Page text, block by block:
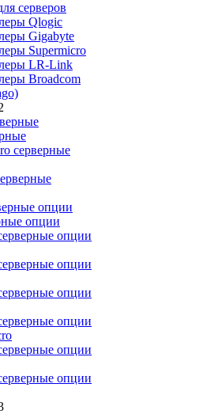
серверов
Qlogic
Gigabyte
Supermicro
LR-Link
Broadcom
серверные
опции
опции
опции
опции
опции
опции
опции